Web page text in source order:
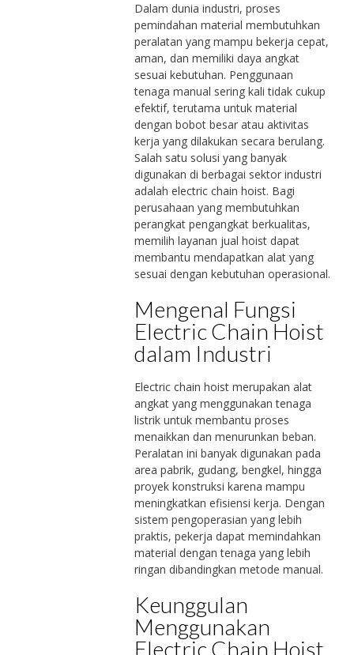
Dalam dunia industri, proses
pemindahan material membutuhkan
peralatan yang mampu bekerja cepat,
aman, dan memiliki daya angkat
sesuai kebutuhan. Penggunaan
tenaga manual sering kali tidak cukup
efektif, terutama untuk material
dengan bobot besar atau aktivitas
kerja yang dilakukan secara berulang.
Salah satu solusi yang banyak
digunakan di berbagai sektor industri
adalah electric chain hoist. Bagi
perusahaan yang membutuhkan
perangkat pengangkat berkualitas,
memilih layanan jual hoist dapat
membantu mendapatkan alat yang
sesuai dengan kebutuhan operasional.
Mengenal Fungsi
Electric Chain Hoist
dalam Industri
Electric chain hoist merupakan alat
angkat yang menggunakan tenaga
listrik untuk membantu proses
menaikkan dan menurunkan beban.
Peralatan ini banyak digunakan pada
area pabrik, gudang, bengkel, hingga
proyek konstruksi karena mampu
meningkatkan efisiensi kerja. Dengan
sistem pengoperasian yang lebih
praktis, pekerja dapat memindahkan
material dengan tenaga yang lebih
ringan dibandingkan metode manual.
Keunggulan
Menggunakan
Electric Chain Hoist